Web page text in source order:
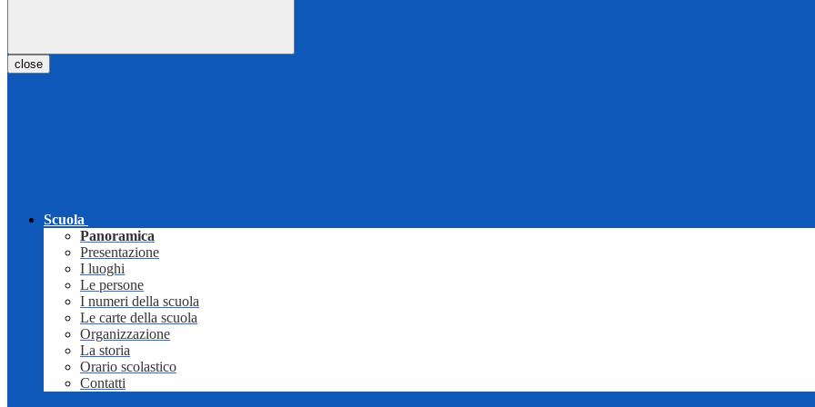
close
Scuola
Panoramica
Presentazione
I luoghi
Le persone
I numeri della scuola
Le carte della scuola
Organizzazione
La storia
Orario scolastico
Contatti